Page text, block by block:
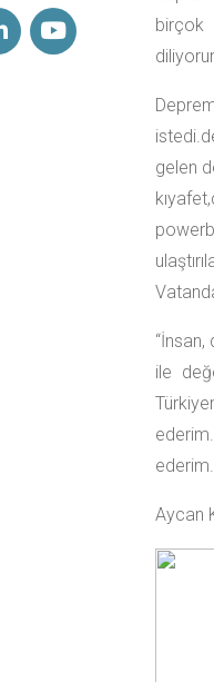
birçok
gelen
ile
Aycan